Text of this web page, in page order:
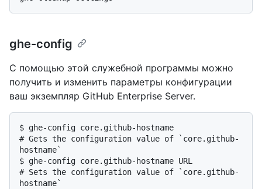
ghe-config
С помощью этой служебной программы можно
получить и изменить параметры конфигурации
ваш экземпляр GitHub Enterprise Server.
$ ghe-config core.github-hostname
# Gets the configuration value of `core.github-
hostname`
$ ghe-config core.github-hostname URL
# Sets the configuration value of `core.github-
hostname`